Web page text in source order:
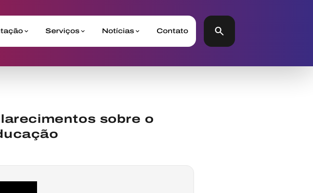
Serviços Notícias Contato search
sobre o